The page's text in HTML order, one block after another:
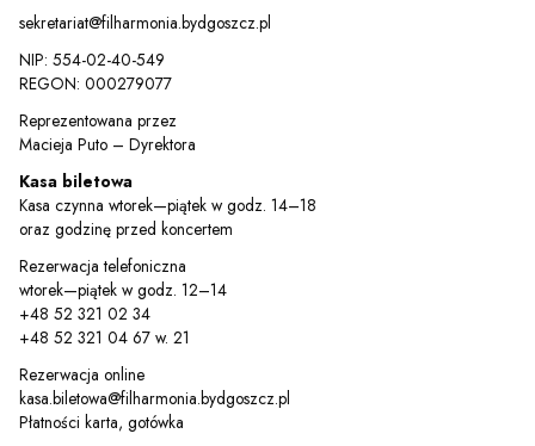
sekretariat@filharmonia.bydgoszcz.pl
NIP: 554-02-40-549
REGON: 000279077
Reprezentowana przez
Macieja Puto – Dyrektora
Kasa biletowa
Kasa czynna wtorek—piątek w godz. 14–18
oraz godzinę przed koncertem
Rezerwacja telefoniczna
wtorek—piątek w godz. 12–14
+48 52 321 02 34
+48 52 321 04 67 w. 21
Rezerwacja online
kasa.biletowa@filharmonia.bydgoszcz.pl
Płatności karta, gotówka